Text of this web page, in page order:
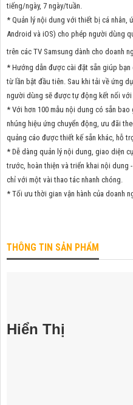
tiếng/ngày, 7 ngày/tuần.
* Quản lý nội dung với thiết bị cá nhân,
Android và iOS) cho phép người dùng
trên các TV Samsung dành cho doanh
* Hướng dẫn được cài đặt sẵn giúp
từ lần bật đầu tiên. Sau khi tải về ứng
người dùng sẽ được tự động kết nối với
* Với hơn 100 mẫu nội dung có sẵn bao
nhúng hiệu ứng chuyển động, ưu đãi
quảng cáo được thiết kế sẵn khác, hỗ
* Dễ dàng quản lý nội dung, giao diện
trước, hoàn thiện và triển khai nội dung
chỉ với một vài thao tác nhanh chóng.
* Tối ưu thời gian vận hành của doanh
THÔNG TIN SẢN PHẨM
Hiển Thị